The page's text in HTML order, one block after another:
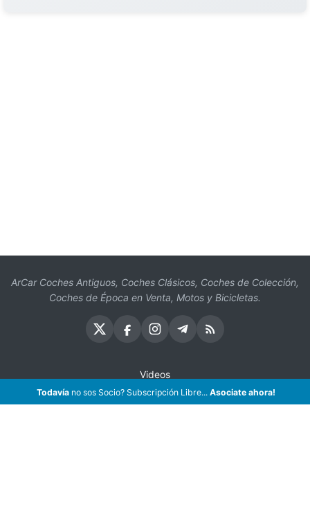
ArCar Coches Antiguos, Coches Clásicos, Coches de Colección,
Coches de Época en Venta, Motos y Bicicletas.
Videos
Oficios
Todavíano sos Socio? Subscripción Libre... Asociate ahora!